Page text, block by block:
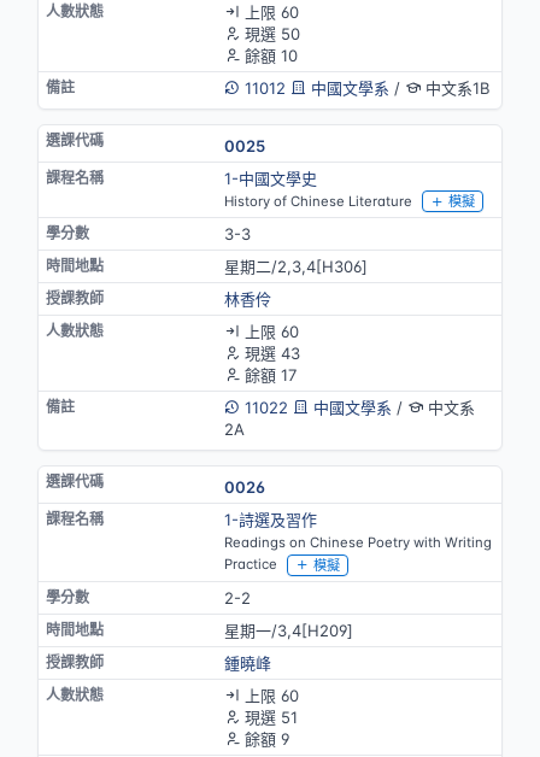
上限 60
現選 50
餘額 10
11012
中國文學系 / 中文系1B
0025
1-中國文學史
History of Chinese Literature 模擬
3-3
星期二/2,3,4[H306]
林香伶
上限 60
現選 43
餘額 17
11022
中國文學系 /
中文系
2A
0026
1-詩選及習作
Readings on Chinese Poetry with Writing
Practice
模擬
2-2
星期一/3,4[H209]
鍾曉峰
上限 60
現選 51
餘額 9